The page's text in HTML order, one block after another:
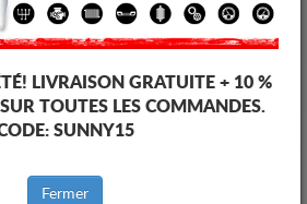
Volkswagen T-Roc
LIVRAISON GRATUITE + 10 %
TOUTES LES COMMANDES.
SUNNY15
Fermer